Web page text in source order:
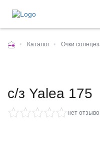
• Каталог • Очки
c/з Yalea 175
нет